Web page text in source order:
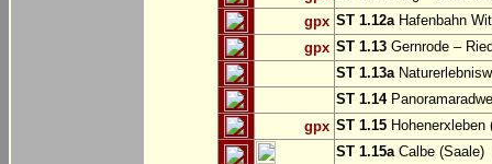
gpx ST 1.12aHafenbahn
gpx ST 1.13 Gernrode –
ST 1.13a
ST 1.14
gpx ST 1.15
ST 1.15aCalbe (Saale)